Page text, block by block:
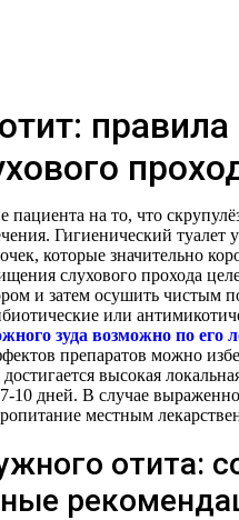
правила
пациента на то, что
Гигиенический туалет
которые значительно
слухового прохода
и затем осушить чистым
или
зуда возможно по его
препаратов можно
высокая
10 дней. В случае
местным
отита: